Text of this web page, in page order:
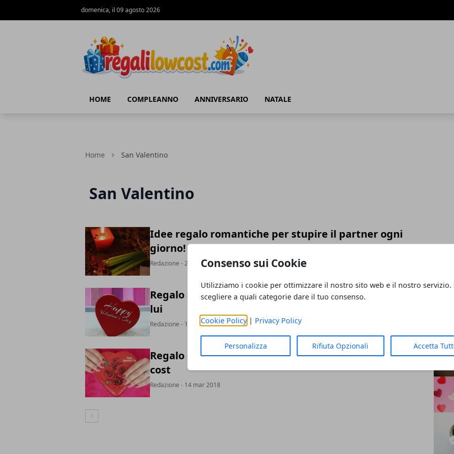
Consenso sui Cookie
Utilizziamo i cookie per ottimizzare il nostro sito web e il nostro servizio.
scegliere a quali categorie dare il tuo consenso.
Cookie Policy| Privacy Policy
Personalizza Rifiuta Opzionali Accetta
domenica, il 09 agosto 2026
HOME COMPLEANNO ANNIVERSARIO NATALE
Home San Valentino
San Valentino
Idee regalo romantiche per stupire il partner ogni
giorno!
Redazione - 29 mar 2018
Regalo San Valentino: 7 idee low cost e originali per
lui
Redazione - 14 mar 2018
Regalo di San Valentino per lei: 5 dolcissime idee low
cost
Redazione - 14 mar 2018
Articolo Precedente
San